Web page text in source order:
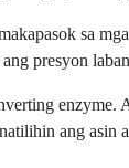
sa
presyon
ang asin